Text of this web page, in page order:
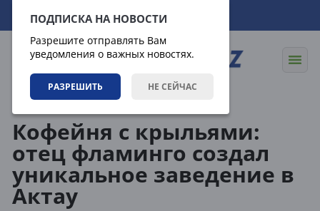
ПОДПИСКА НА НОВОСТИ
Разрешите отправлять Вам
уведомления о важных новостях.
РАЗРЕШИТЬ НЕ СЕЙЧАС
09.08.2026 02:30:59
Кофейня с крыльями:
отец фламинго создал
уникальное заведение в
Актау